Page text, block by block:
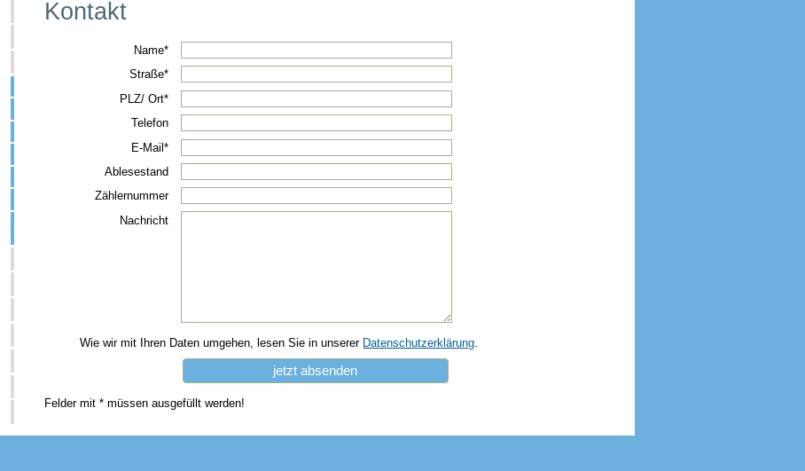
Kontakt
Name*
Straße*
PLZ/ Ort*
Telefon
E-Mail*
Ablesestand
Zählernummer
Nachricht
Wie wir mit Ihren Daten umgehen, lesen Sie in unserer Datenschutzerklärung.
Felder mit * müssen ausgefüllt werden!